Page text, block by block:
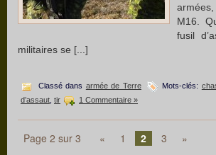
M16.
fusil
militaires se [...]
Classé dans armée de Terre Mots-clés:
d’assaut tir 1 Commentaire »
Page 2 sur 3 « 1 2 3 »